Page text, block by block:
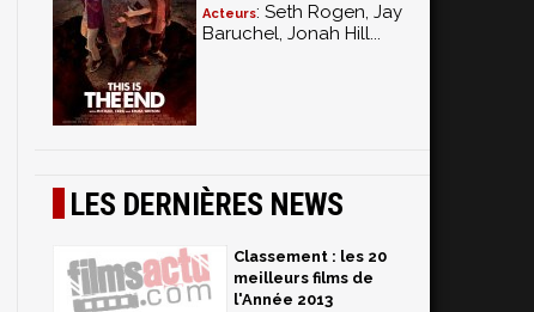
Acteurs: Seth Rogen, Jay
Baruchel, Jonah Hill...
LES DERNIÈRES NEWS
Classement : les 20
meilleurs films de
l'Année 2013